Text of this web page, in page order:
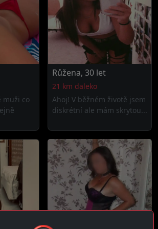
muži co
Růžena, 30 let
21 km daleko
Ahoj! V běžném životě jsem
diskrétní ale mám skrytou...